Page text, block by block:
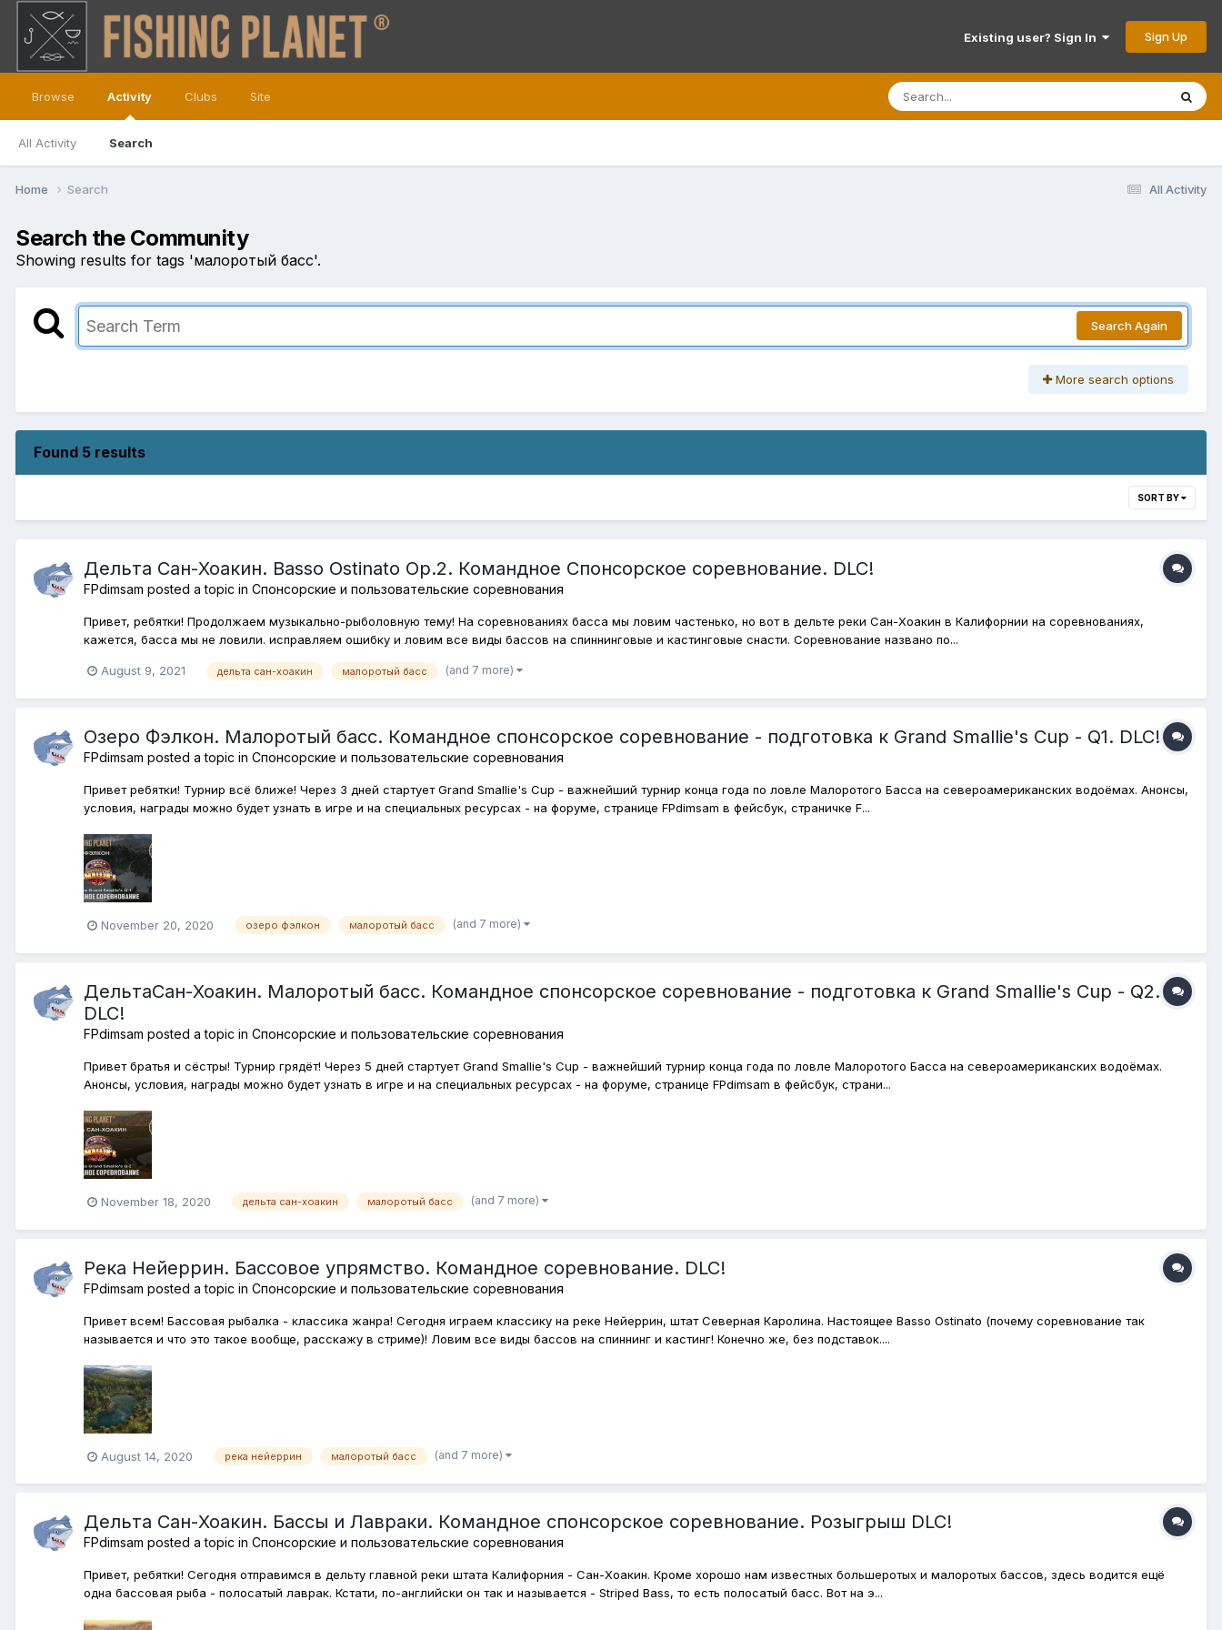
Existing user? Sign In Sign Up
Browse Activity
All Activity Search
Clubs Site
All Activity
Home Search
Search the Community
Showing results for tags 'малоротый басс'.
Search Again
More search options
Found 5 results
SORT BY
Дельта Сан-Хоакин. Basso Ostinato Op.2. Командное Спонсорское соревнование. DLC!
FPdimsam posted a topic in Спонсорские и пользовательские соревнования
Привет, ребятки! Продолжаем музыкально-рыболовную тему! На соревнованиях басса мы ловим частенько, но вот в дельте реки Сан-Хоакин в Калифорнии на соревнованиях,
кажется, басса мы не ловили. исправляем ошибку и ловим все виды бассов на спиннинговые и кастинговые снасти. Соревнование названо по...
August 9, 2021 дельта сан-хоакин малоротый басс (and 7 more)
Озеро Фэлкон. Малоротый басс. Командное спонсорское соревнование - подготовка к Grand Smallie's Cup - Q1. DLC!
FPdimsam posted a topic in Спонсорские и пользовательские соревнования
Привет ребятки! Турнир всё ближе! Через 3 дней стартует Grand Smallie's Cup - важнейший турнир конца года по ловле Малоротого Басса на североамериканских водоёмах. Анонсы,
условия, награды можно будет узнать в игре и на специальных ресурсах - на форуме, странице FPdimsam в фейсбук, страничке F...
November 20, 2020 озеро фэлкон малоротый басс (and 7 more)
ДельтаСан-Хоакин. Малоротый басс. Командное спонсорское соревнование - подготовка к Grand Smallie's Cup - Q2.
DLC!
FPdimsam posted a topic in Спонсорские и пользовательские соревнования
Привет братья и сёстры! Турнир грядёт! Через 5 дней стартует Grand Smallie's Cup - важнейший турнир конца года по ловле Малоротого Басса на североамериканских водоёмах.
Анонсы, условия, награды можно будет узнать в игре и на специальных ресурсах - на форуме, странице FPdimsam в фейсбук, страни...
November 18, 2020 дельта сан-хоакин малоротый басс (and 7 more)
Река Нейеррин. Бассовое упрямство. Командное соревнование. DLC!
FPdimsam posted a topic in Спонсорские и пользовательские соревнования
Привет всем! Бассовая рыбалка - классика жанра! Сегодня играем классику на реке Нейеррин, штат Северная Каролина. Настоящее Basso Ostinato (почему соревнование так
называется и что это такое вообще, расскажу в стриме)! Ловим все виды бассов на спиннинг и кастинг! Конечно же, без подставок....
August 14, 2020 река нейеррин малоротый басс (and 7 more)
Дельта Сан-Хоакин. Бассы и Лавраки. Командное спонсорское соревнование. Розыгрыш DLC!
FPdimsam posted a topic in Спонсорские и пользовательские соревнования
Привет, ребятки! Сегодня отправимся в дельту главной реки штата Калифорния - Сан-Хоакин. Кроме хорошо нам известных большеротых и малоротых бассов, здесь водится ещё
одна бассовая рыба - полосатый лаврак. Кстати, по-английски он так и называется - Striped Bass, то есть полосатый басс. Вот на э...